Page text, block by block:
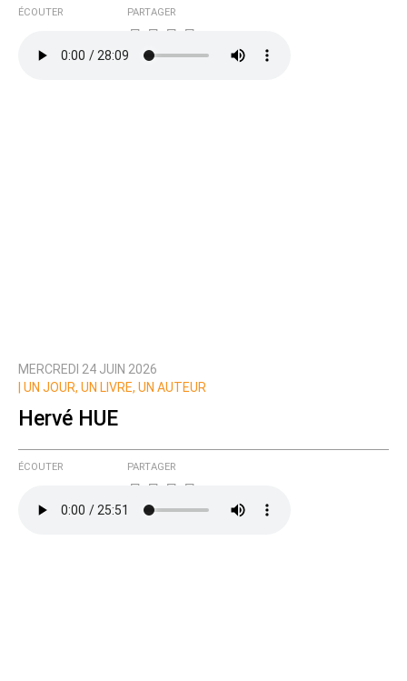
Ajoutez votre commentaire ici
Prévenez-moi de tous les nouveaux commentaires
ÉCOUTER PARTAGER
MERCREDI 24 JUIN 2026
UN JOUR, UN LIVRE, UN AUTEUR
Hervé HUE
ÉCOUTER PARTAGER